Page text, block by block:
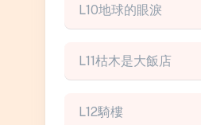
L10地球的眼淚
L11枯木是大飯店
L12騎樓